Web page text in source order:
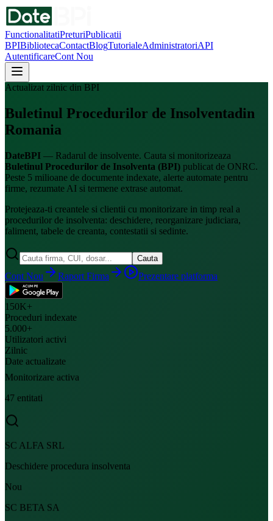
FunctionalitatiPreturiPublicatii
BPIBibliotecaContactBlogTutorialeAdministratoriAPI
AutentificareCont Nou
Actualizat zilnic din BPI
Buletinul Procedurilor de Insolventadin
Romania
DateBPI — Radarul de insolvente. Cauta si monitorizeaza
Buletinul Procedurilor de Insolventa (BPI) publicat de ONRC.
Peste 5 milioane de documente indexate, alerte automate pentru
firme, rezumate AI si termene extrase automat.
Protejeaza-ti creantele si clientii cu monitorizare in timp real a
procedurilor de insolventa: deschidere, reorganizare judiciara,
faliment, tabele de creanta, contestatii si sedinte.
Cauta
Cont Nou Raport Firma Prezentare platforma
150K+
Proceduri indexate
5.000+
Utilizatori activi
Zilnic
Date actualizate
Monitorizare activa
47 entitati
SC ALFA SRL
Deschidere procedura insolventa
Nou
SC BETA SA